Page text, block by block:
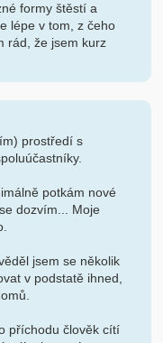
formy štěstí a
lépe v tom, z čeho
rád, že jsem kurz
prostředí s
potkám nové
dozvím... Moje
jsem se několik
v podstatě ihned,
příchodu člověk cítí